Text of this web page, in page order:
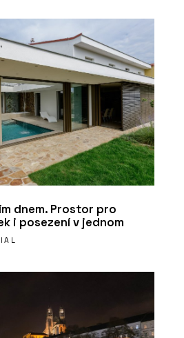
dnem. Prostor pro
i posezení v jednom